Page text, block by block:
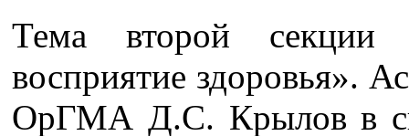
Тема второй секции
восприятие здоровья».
ОрГМА Д.С. Крылов в